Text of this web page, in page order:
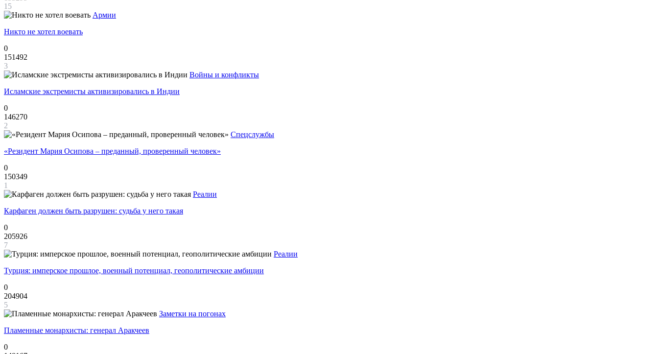
15
Армии
Никто не хотел воевать
0
151492
3
Войны и конфликты
Исламские экстремисты активизировались в Индии
0
146270
2
Спецслужбы
«Резидент Мария Осипова – преданный, проверенный человек»
0
150349
1
Реалии
Карфаген должен быть разрушен: судьба у него такая
0
205926
7
Реалии
Турция: имперское прошлое, военный потенциал, геополитические амбиции
0
204904
5
Заметки на погонах
Пламенные монархисты: генерал Аракчеев
0